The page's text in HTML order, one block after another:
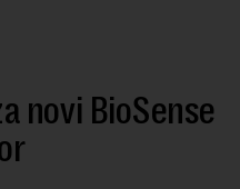
novi BioSense